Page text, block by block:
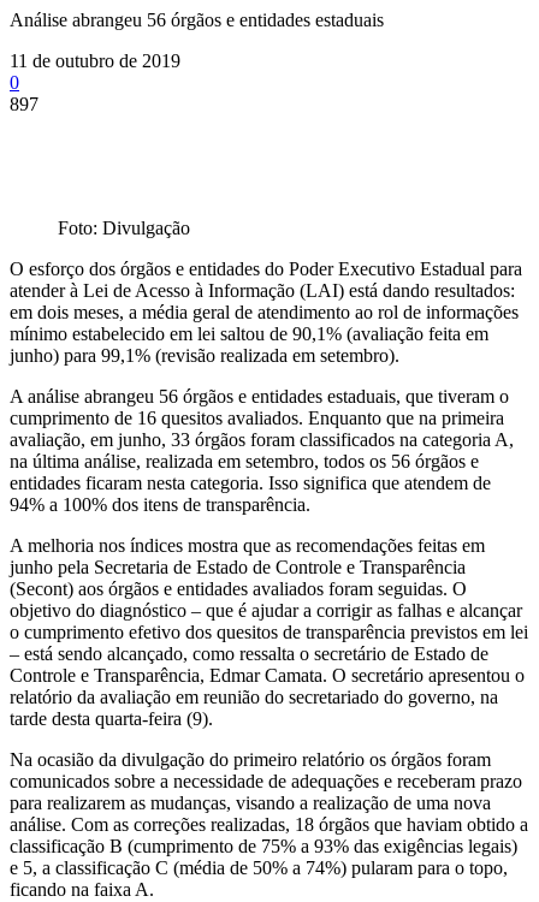
Análise abrangeu 56 órgãos e entidades estaduais
11 de outubro de 2019
0
897
Foto: Divulgação
O esforço dos órgãos e entidades do Poder Executivo Estadual para
atender à Lei de Acesso à Informação (LAI) está dando resultados:
em dois meses, a média geral de atendimento ao rol de informações
mínimo estabelecido em lei saltou de 90,1% (avaliação feita em
junho) para 99,1% (revisão realizada em setembro).
A análise abrangeu 56 órgãos e entidades estaduais, que tiveram o
cumprimento de 16 quesitos avaliados. Enquanto que na primeira
avaliação, em junho, 33 órgãos foram classificados na categoria A,
na última análise, realizada em setembro, todos os 56 órgãos e
entidades ficaram nesta categoria. Isso significa que atendem de
94% a 100% dos itens de transparência.
A melhoria nos índices mostra que as recomendações feitas em
junho pela Secretaria de Estado de Controle e Transparência
(Secont) aos órgãos e entidades avaliados foram seguidas. O
objetivo do diagnóstico – que é ajudar a corrigir as falhas e alcançar
o cumprimento efetivo dos quesitos de transparência previstos em lei
– está sendo alcançado, como ressalta o secretário de Estado de
Controle e Transparência, Edmar Camata. O secretário apresentou o
relatório da avaliação em reunião do secretariado do governo, na
tarde desta quarta-feira (9).
Na ocasião da divulgação do primeiro relatório os órgãos foram
comunicados sobre a necessidade de adequações e receberam prazo
para realizarem as mudanças, visando a realização de uma nova
análise. Com as correções realizadas, 18 órgãos que haviam obtido a
classificação B (cumprimento de 75% a 93% das exigências legais)
e 5, a classificação C (média de 50% a 74%) pularam para o topo,
ficando na faixa A.